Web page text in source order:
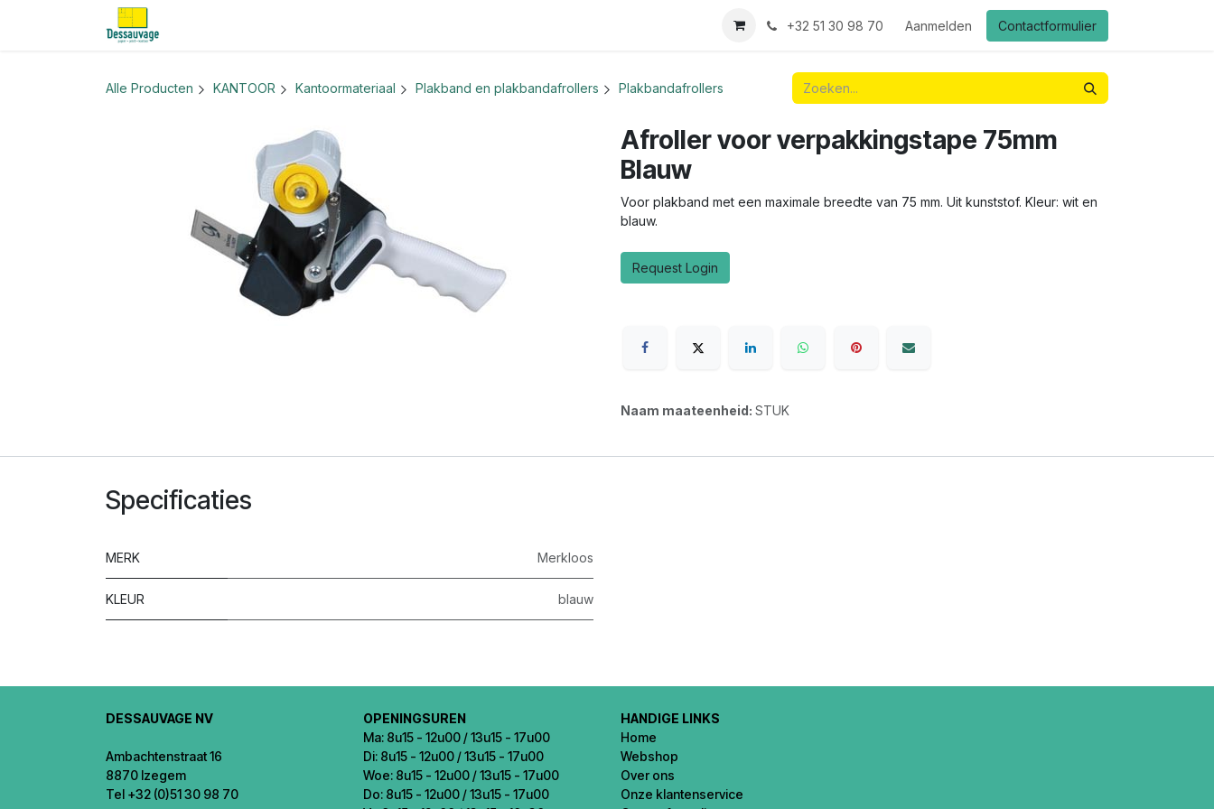
Overslaan naar inhoud
+32 51 30 98 70 Aanmelden Contactformulier
Alle Producten KANTOOR Kantoormateriaal Plakband en plakbandafrollers Plakbandafrollers
Afroller voor verpakkingstape 75mm
Blauw
Voor plakband met een maximale breedte van 75 mm. Uit kunststof. Kleur: wit en
blauw.
Request Login
Naam maateenheid: STUK
Specificaties
MERK Merkloos
KLEUR blauw
DESSAUVAGE NV
Ambachtenstraat 16
8870 Izegem
Tel +32 (0)51 30 98 70
OPENINGSUREN
Ma: 8u15 - 12u00 / 13u15 - 17u00
Di: 8u15 - 12u00 / 13u15 - 17u00
Woe: 8u15 - 12u00 / 13u15 - 17u00
Do: 8u15 - 12u00 / 13u15 - 17u00
HANDIGE LINKS
Home
Webshop
Over ons
Onze klantenservice